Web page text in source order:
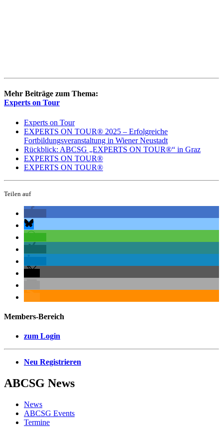
Mehr Beiträge zum Thema:
Experts on Tour
Experts on Tour
EXPERTS ON TOUR® 2025 – Erfolgreiche
Fortbildungsveranstaltung in Wiener Neustadt
Rückblick: ABCSG „EXPERTS ON TOUR®“ in Graz
EXPERTS ON TOUR®
EXPERTS ON TOUR®
Teilen auf
Members-Bereich
zum Login
Neu Registrieren
ABCSG News
News
ABCSG Events
Termine